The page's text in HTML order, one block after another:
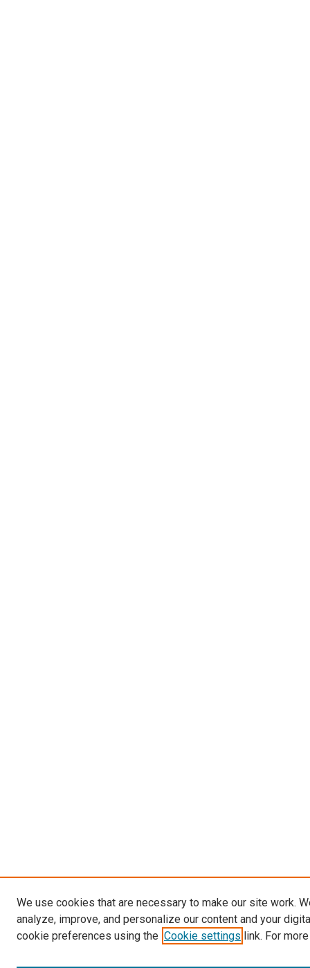
We use cookies that are necessary to make our site work.
analyze, improve, and personalize our content and your
cookie preferences using the Cookie settings link. For